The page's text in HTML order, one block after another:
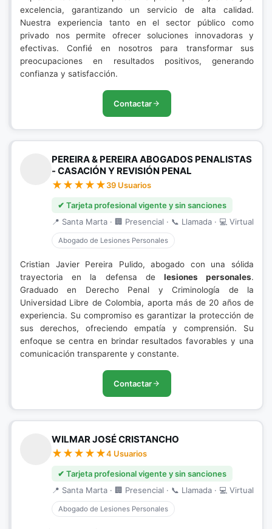
excelencia, garantizando un servicio de alta calidad.
Nuestra experiencia tanto en el sector público como
privado nos permite ofrecer soluciones innovadoras y
efectivas. Confié en nosotros para transformar sus
preocupaciones en resultados positivos, generando
confianza y satisfacción.
Contactar
PEREIRA & PEREIRA ABOGADOS PENALISTAS
- CASACIÓN Y REVISIÓN PENAL
39 Usuarios
✔ Tarjeta profesional vigente y sin sanciones
📍 Santa Marta · 🏢 Presencial · 📞 Llamada · 💻 Virtual
Abogado de Lesiones Personales
Cristian Javier Pereira Pulido, abogado con una sólida
trayectoria en la defensa de lesiones personales.
Graduado en Derecho Penal y Criminología de la
Universidad Libre de Colombia, aporta más de 20 años de
experiencia. Su compromiso es garantizar la protección de
sus derechos, ofreciendo empatía y comprensión. Su
enfoque se centra en brindar resultados favorables y una
comunicación transparente y constante.
Contactar
WILMAR JOSÉ CRISTANCHO
4 Usuarios
✔ Tarjeta profesional vigente y sin sanciones
📍 Santa Marta · 🏢 Presencial · 📞 Llamada · 💻 Virtual
Abogado de Lesiones Personales